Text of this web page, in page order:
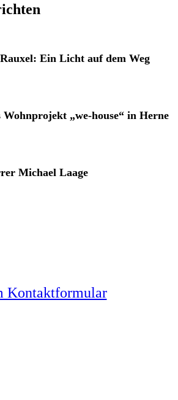
Ein Licht auf dem Weg
„we-house“ in Herne
Michael Laage
Kontaktformular